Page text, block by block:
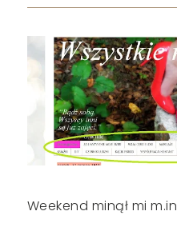
Weekend minął mi